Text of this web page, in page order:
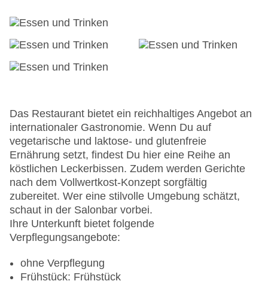
Haustiere nicht erlaubt
Gebäudeanzahl: 1, Etagen: 5, Zimmer: 221,
Nebengebäude: 2
Das Restaurant bietet ein reichhaltiges Angebot an
internationaler Gastronomie. Wenn Du auf
vegetarische und laktose- und glutenfreie
Ernährung setzt, findest Du hier eine Reihe an
köstlichen Leckerbissen. Zudem werden Gerichte
nach dem Vollwertkost-Konzept sorgfältig
zubereitet. Wer eine stilvolle Umgebung schätzt,
schaut in der Salonbar vorbei.
Ihre Unterkunft bietet folgende
Verpflegungsangebote:
ohne Verpflegung
Frühstück: Frühstück